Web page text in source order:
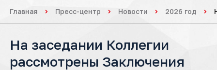
Главная Пресс-центр Новости 2026 год
На заседании Коллегии
рассмотрены Заключения